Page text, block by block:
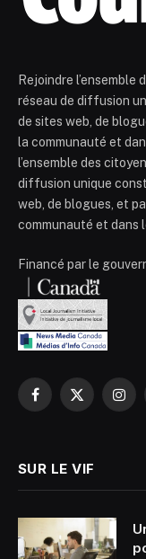
Rejoindre l’ensemble
réseau de diffusion
de sites web, de
la communauté et
l’ensemble des
diffusion unique
web, de blogues, et
communauté et dans
Financé par le
Facebook
X
SUR LE VIF